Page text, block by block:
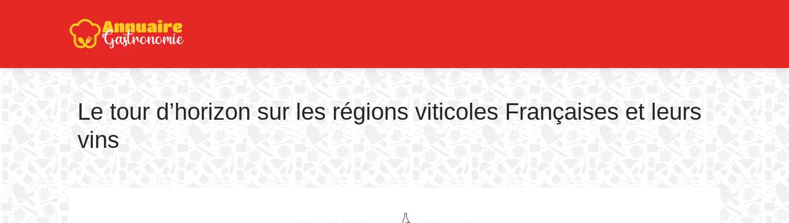
Le tour d’horizon sur les régions viticoles Françaises et leurs
vins